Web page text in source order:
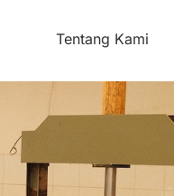
Tentang Kami